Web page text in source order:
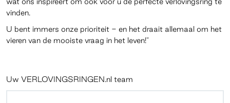
vinden.
U bent immers onze prioriteit - en het draait allemaal om het
vieren van de mooiste vraag in het leven!"
Uw VERLOVINGSRINGEN.nl team